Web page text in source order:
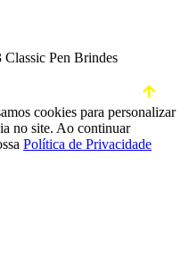
Pen Brindes
cookies para personalizar
no site. Ao continuar
Política de Privacidade